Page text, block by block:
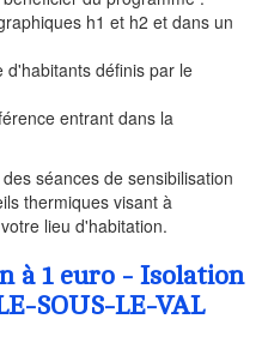
h1 et h2 et dans un
d'habitants définis par le
entrant dans la
séances de sensibilisation
thermiques visant à
lieu d'habitation.
à 1 euro - Isolation
SOUS-LE-VAL